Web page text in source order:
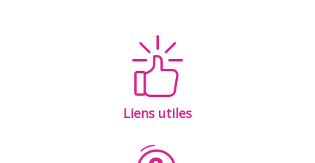
Liens utiles